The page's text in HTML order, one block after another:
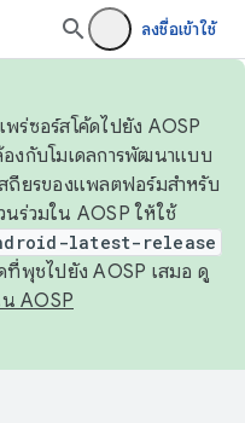
ลงชื่อเข้าใช้
ร่ซอร์สโค้ดไปยัง AOSP
งกับโมเดลการพัฒนาแบบ
ถียรของแพลตฟอร์มสำหรับ
นร่วมใน AOSP ให้ใช้
latest-release
ที่พุชไปยัง AOSP เสมอ ดู
AOSP